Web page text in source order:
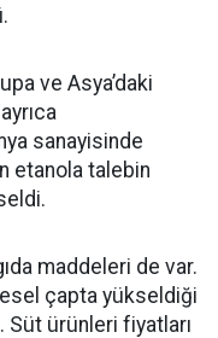
ve Asya’daki
sanayisinde
etanola talebin
maddeleri de var.
çapta yükseldiği
ürünleri fiyatları